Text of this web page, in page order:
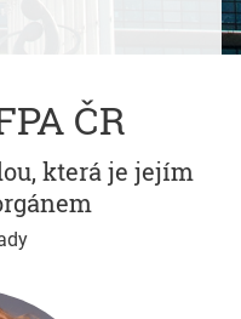
ČR
která je jejím